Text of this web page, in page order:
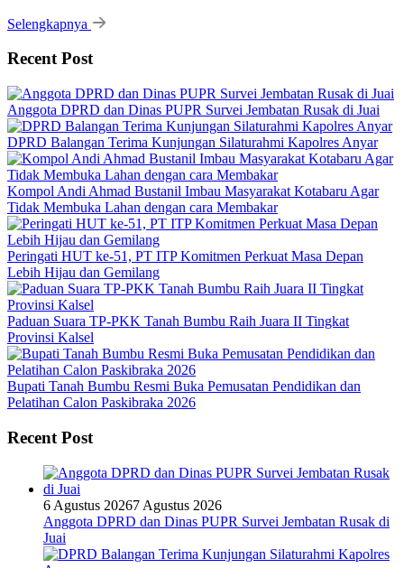
Selengkapnya
Recent Post
Anggota DPRD dan Dinas PUPR Survei Jembatan Rusak di Juai
DPRD Balangan Terima Kunjungan Silaturahmi Kapolres Anyar
Kompol Andi Ahmad Bustanil Imbau Masyarakat Kotabaru Agar
Tidak Membuka Lahan dengan cara Membakar
Peringati HUT ke-51, PT ITP Komitmen Perkuat Masa Depan
Lebih Hijau dan Gemilang
Paduan Suara TP-PKK Tanah Bumbu Raih Juara II Tingkat
Provinsi Kalsel
Bupati Tanah Bumbu Resmi Buka Pemusatan Pendidikan dan
Pelatihan Calon Paskibraka 2026
Recent Post
6 Agustus 20267 Agustus 2026
Anggota DPRD dan Dinas PUPR Survei Jembatan Rusak di
Juai